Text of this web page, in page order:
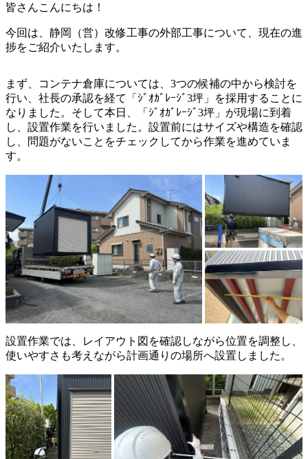
皆さんこんにちは！
今回は、静岡（営）改修工事の外部工事について、現在の進
捗をご紹介いたします。
まず、コンテナ倉庫については、3つの候補の中から検討を
行い、社長の承認を経て「ｼﾞｵｶﾞﾚｰｼﾞ3坪」を採用することに
なりました。そして本日、「ｼﾞｵｶﾞﾚｰｼﾞ3坪」が現場に到着
し、設置作業を行いました。設置前にはサイズや構造を確認
し、問題がないことをチェックしてから作業を進めていま
す。
設置作業では、レイアウト図を確認しながら位置を調整し、
使いやすさも考えながら計画通りの場所へ設置しました。